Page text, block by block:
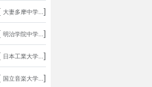
大妻多摩中学... ]
明治学院中学... ]
日本工業大学... ]
国立音楽大学... ]